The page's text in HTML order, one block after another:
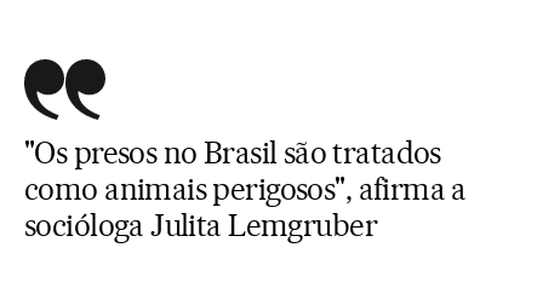
"Os presos no Brasil são tratados
como animais perigosos", afirma a
socióloga Julita Lemgruber